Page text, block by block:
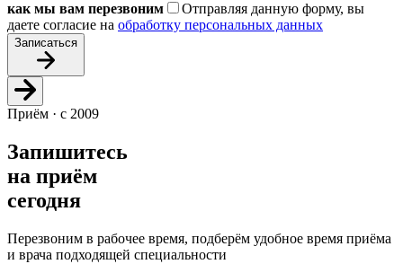
как мы вам перезвоним
Отправляя данную форму, вы
даете согласие на обработку персональных данных
Записаться
Приём · с 2009
Запишитесь
на приём
сегодня
Перезвоним в рабочее время, подберём удобное время приёма
и врача подходящей специальности